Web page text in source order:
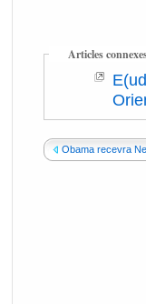
Articles
Obama recevra